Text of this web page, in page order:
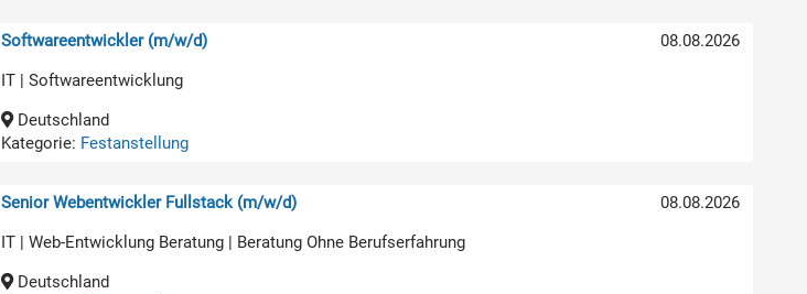
08.08.2026
Softwareentwickler (m/w/d)
IT | Softwareentwicklung
Deutschland
Kategorie: Festanstellung
08.08.2026
Senior Webentwickler Fullstack (m/w/d)
IT | Web-Entwicklung Beratung | Beratung Ohne Berufserfahrung
Deutschland